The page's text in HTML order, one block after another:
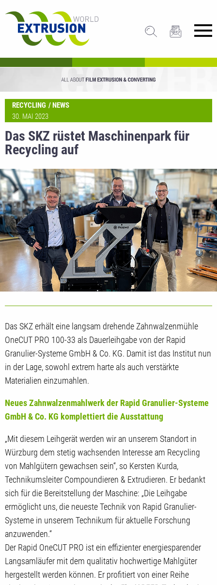
RECYCLING
NEWS
30. MAI 2023
Das SKZ rüstet Maschinenpark für
Recycling auf
Das SKZ erhält eine langsam drehende Zahnwalzenmühle
OneCUT PRO 100-33 als Dauerleihgabe von der Rapid
Granulier-Systeme GmbH & Co. KG. Damit ist das Institut nun
in der Lage, sowohl extrem harte als auch verstärkte
Materialien einzumahlen.
Neues Zahnwalzenmahlwerk der Rapid Granulier-Systeme
GmbH & Co. KG komplettiert die Ausstattung
„Mit diesem Leihgerät werden wir an unserem Standort in
Würzburg dem stetig wachsenden Interesse am Recycling
von Mahlgütern gewachsen sein“, so Kersten Kurda,
Technikumsleiter Compoundieren & Extrudieren. Er bedankt
sich für die Bereitstellung der Maschine: „Die Leihgabe
ermöglicht uns, die neueste Technik von Rapid Granulier-
Systeme in unserem Technikum für aktuelle Forschung
anzuwenden.“
Der Rapid OneCUT PRO ist ein effizienter energiesparender
Langsamläufer mit dem qualitativ hochwertige Mahlgüter
hergestellt werden können. Er profitiert von einer Reihe